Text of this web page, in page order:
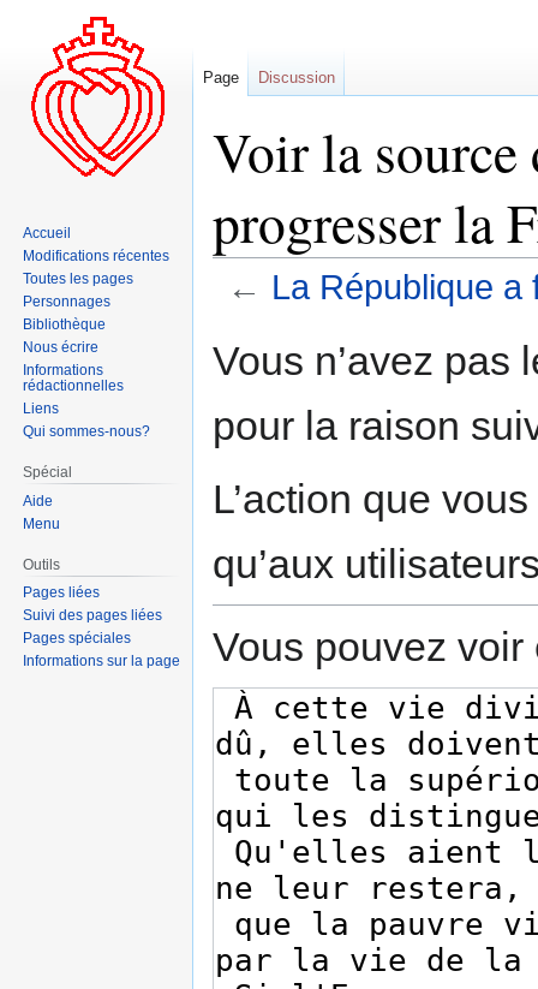
Voir la source
progresser la
← La République
à
navigation
à
recherche
Vous n’avez pas
pour la raison
L’action que
qu’aux
Vous pouvez
Page Discussion
Accueil
Modifications récentes
Toutes les pages
Personnages
Bibliothèque
Nous écrire
Informations
rédactionnelles
Liens
Qui sommes-nous?
Spécial
Aide
Menu
Outils
Pages liées
Suivi des pages liées
Pages spéciales
Informations sur la page